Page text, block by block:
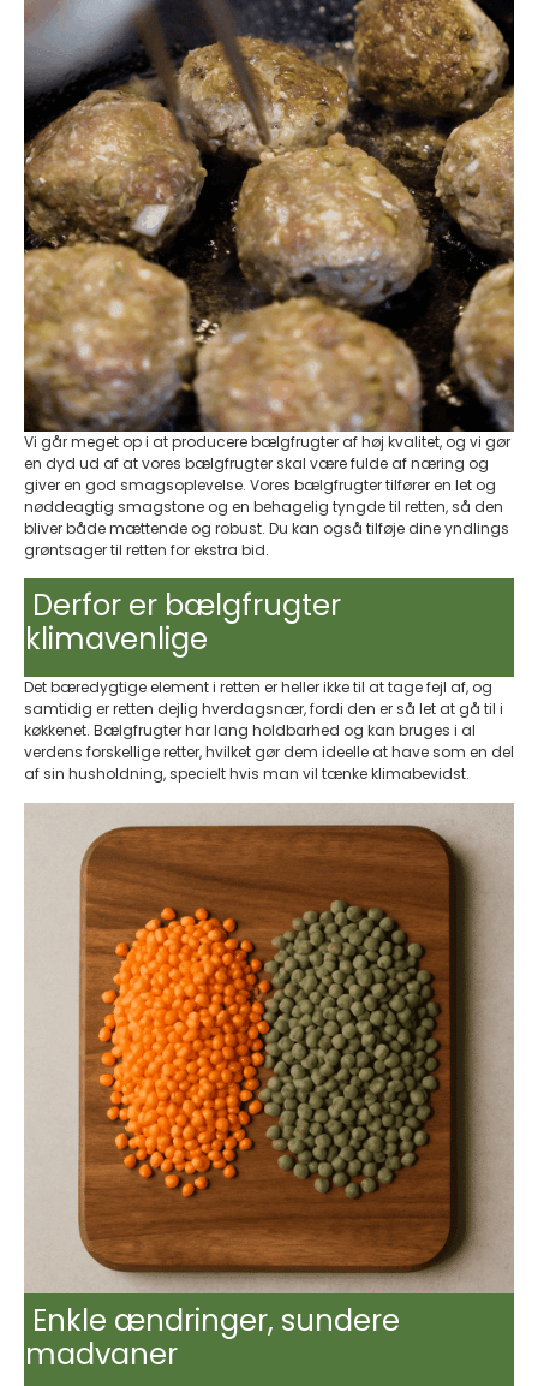
Vi går meget op i at producere bælgfrugter af høj kvalitet, og vi gør
en dyd ud af at vores bælgfrugter skal være fulde af næring og
giver en god smagsoplevelse. Vores bælgfrugter tilfører en let og
nøddeagtig smagstone og en behagelig tyngde til retten, så den
bliver både mættende og robust. Du kan også tilføje dine yndlings
grøntsager til retten for ekstra bid.
Derfor er bælgfrugter
klimavenlige​
Det bæredygtige element i retten er heller ikke til at tage fejl af, og
samtidig er retten dejlig hverdagsnær, fordi den er så let at gå til i
køkkenet. Bælgfrugter har lang holdbarhed og kan bruges i al
verdens forskellige retter, hvilket gør dem ideelle at have som en del
af sin husholdning, specielt hvis man vil tænke klimabevidst.
Enkle ændringer, sundere
madvaner